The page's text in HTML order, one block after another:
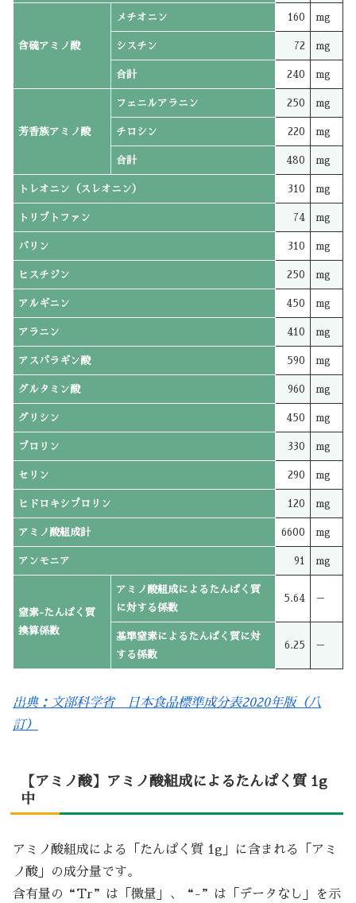
含硫アミノ酸
メチオニン 160 mg
シスチン 72 mg
合計 240 mg
芳香族アミノ酸
フェニルアラニン 250 mg
チロシン 220 mg
合計 480 mg
トレオニン（スレオニン） 310 mg
トリプトファン 74 mg
バリン 310 mg
ヒスチジン 250 mg
アルギニン 450 mg
アラニン 410 mg
アスパラギン酸 590 mg
グルタミン酸 960 mg
グリシン 450 mg
プロリン 330 mg
セリン 290 mg
ヒドロキシプロリン 120 mg
アミノ酸組成計 6600 mg
アンモニア 91 mg
窒素-たんぱく質
換算係数
アミノ酸組成によるたんぱく質
に対する係数
5.64 －
基準窒素によるたんぱく質に対
する係数
6.25 －
出典：文部科学省 日本食品標準成分表2020年版（八
訂）
【アミノ酸】アミノ酸組成によるたんぱく質 1g
中
アミノ酸組成による「たんぱく質 1g」に含まれる「アミ
ノ酸」の成分量です。
含有量の“Tr”は「微量」、“-”は「データなし」を示